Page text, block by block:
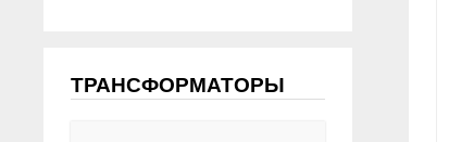
ТРАНСФОРМАТОРЫ